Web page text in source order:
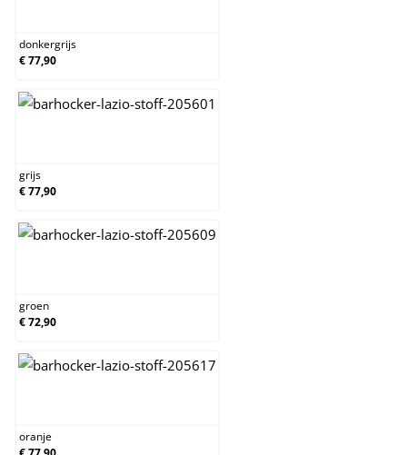
donkergrijs
€ 77,90
grijs
€ 77,90
groen
€ 72,90
oranje